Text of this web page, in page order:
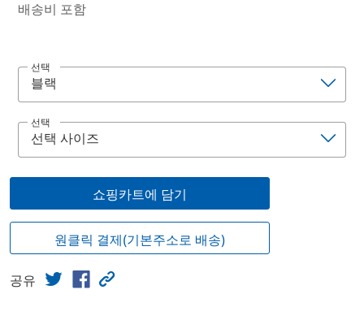
배송비 포함
선택
선택
쇼핑카트에 담기
원클릭 결제(기본주소로 배송)
공유